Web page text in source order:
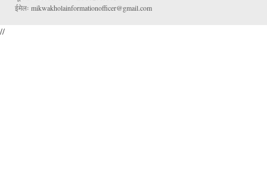
ईमेलः mikwakholainformationofficer@gmail.com
//